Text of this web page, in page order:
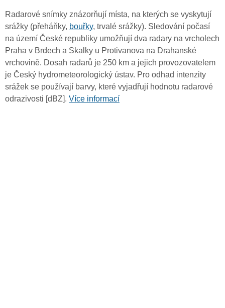
Radarové snímky znázorňují místa, na kterých se vyskytují
srážky (přeháňky, bouřky, trvalé srážky). Sledování počasí
na území České republiky umožňují dva radary na vrcholech
Praha v Brdech a Skalky u Protivanova na Drahanské
vrchovině. Dosah radarů je 250 km a jejich provozovatelem
je Český hydrometeorologický ústav. Pro odhad intenzity
srážek se používají barvy, které vyjadřují hodnotu radarové
odrazivosti [dBZ]. Více informací